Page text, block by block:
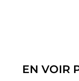
EN VOIR